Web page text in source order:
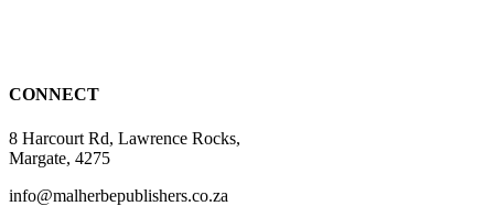
CONNECT
8 Harcourt Rd, Lawrence Rocks,
Margate, 4275
info@malherbepublishers.co.za